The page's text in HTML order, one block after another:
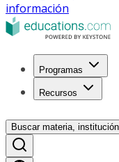
información
Programas
Recursos
Buscar materia,